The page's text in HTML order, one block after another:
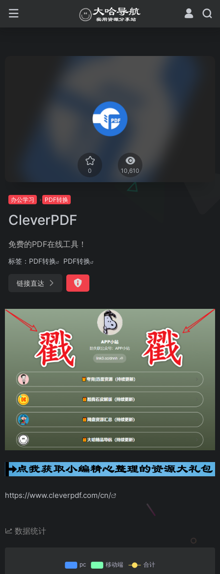
0 10,610
办公学习 PDF转换
CleverPDF
免费的PDF在线工具！
标签： PDF转换 PDF转换
链接直达
https://www.cleverpdf.com/cn/
数据统计